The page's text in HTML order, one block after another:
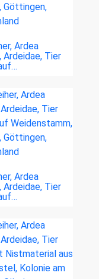
Ardea
Ardeidae, Tier
Ardea
Ardeidae, Tier